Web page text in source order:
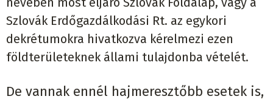
Szlovák Erdőgazdálkodási Rt. az egykori
dekrétumokra hivatkozva kérelmezi ezen
földterületeknek állami tulajdonba vételét.
De vannak ennél hajmeresztőbb esetek is,